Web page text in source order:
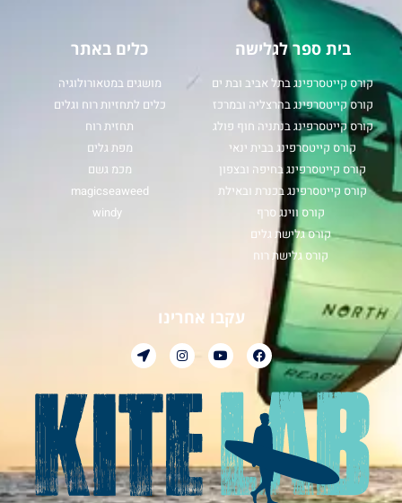
בית ספר לגלישה
קורס קייטסרפינג בתל אביב ובת ים
קורס קייטסרפינג בהרצליה ובמרכז
קורס קייטסרפינג בנתניה חוף פולג
קורס קייטסרפינג בבית ינאי
קורס קייטסרפינג בחיפה ובצפון
קורס קייטסרפינג בכנרת ובאילת
קורס ווינג סרף
קורס גלישת גלים
קורס גלישת רוח
כלים באתר
מושגים במטאורולוגיה
כלים לתחזיות רוח וגלים
תחזית רוח
מפת גלים
מכמ גשם
magicseaweed
windy
עקבו אחרינו